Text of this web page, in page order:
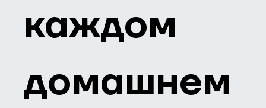
каждом
домашнем